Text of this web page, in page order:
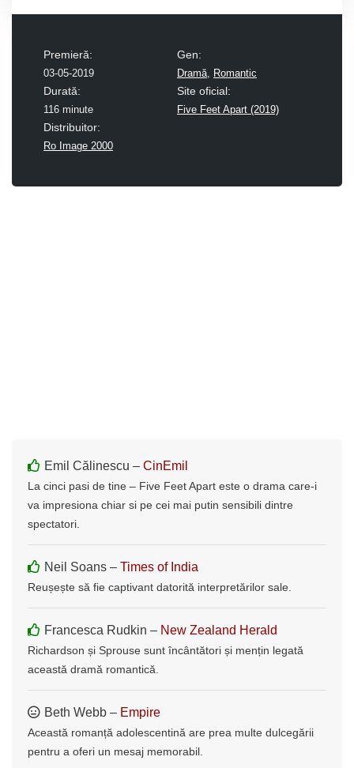
Premieră:
03-05-2019
Gen:
Dramă Romantic
Durată:
116 minute
Site oficial:
Five Feet Apart (2019)
Distribuitor:
Ro Image 2000
Emil Călinescu – CinEmil
La cinci pasi de tine – Five Feet Apart este o drama care-i
va impresiona chiar si pe cei mai putin sensibili dintre
spectatori.
Neil Soans – Times of India
Reușește să fie captivant datorită interpretărilor sale.
Francesca Rudkin – New Zealand Herald
Richardson și Sprouse sunt încântători și mențin legată
această dramă romantică.
Beth Webb – Empire
Această romanță adolescentină are prea multe dulcegării
pentru a oferi un mesaj memorabil.